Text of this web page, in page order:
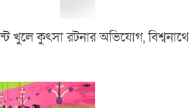
খুলে কুৎসা রটনার অভিযোগ, বিশ্বনাথে